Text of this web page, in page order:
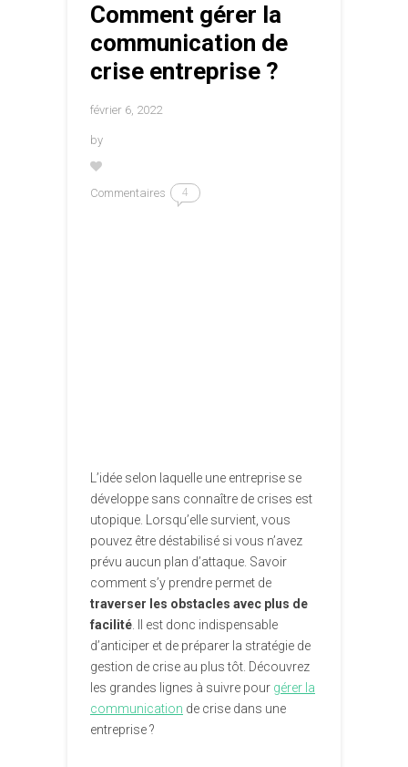
Comment gérer la
communication de
crise entreprise ?
février 6, 2022
by
Commentaires 4
L’idée selon laquelle une entreprise se
développe sans connaître de crises est
utopique. Lorsqu’elle survient, vous
pouvez être déstabilisé si vous n’avez
prévu aucun plan d’attaque. Savoir
comment s’y prendre permet de
traverser les obstacles avec plus de
facilité. Il est donc indispensable
d’anticiper et de préparer la stratégie de
gestion de crise au plus tôt. Découvrez
les grandes lignes à suivre pour gérer la
communication de crise dans une
entreprise ?